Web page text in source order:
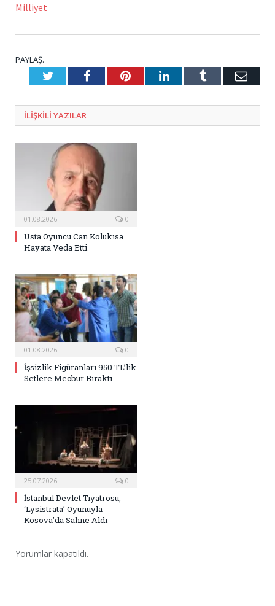
Milliyet
PAYLAŞ.
TwitterFacebookPinterestLinkedInTumblr E-
ILIŞKILI YAZILAR
01.08.2026 0
Usta Oyuncu Can Kolukısa
Hayata Veda Etti
01.08.2026 0
İşsizlik Figüranları 950 TL’lik
Setlere Mecbur Bıraktı
25.07.2026 0
İstanbul Devlet Tiyatrosu,
‘Lysistrata’ Oyunuyla
Kosova’da Sahne Aldı
Yorumlar kapatıldı.